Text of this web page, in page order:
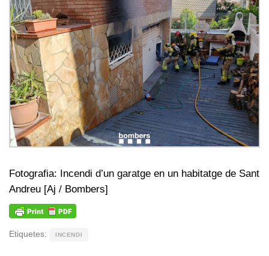
Fotografia: Incendi d’un garatge en un habitatge de Sant
Andreu [Aj / Bombers]
Etiquetes: INCENDI